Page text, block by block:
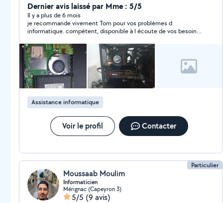
dépannage la maintenance , les conseils pour
l'utilisation d'un appareils . serviable et poli je serai me
montrer aptes à réaliser vos demandes.
Dernier avis laissé par Mme : 5/5
Il y a plus de 6 mois
je recommande vivement Tom pour vos problèmes d
informatique. compétent, disponible à l écoute de vos besoins.
matériels et logiciels que j avais. Réellement je vous
recommande Tom.
Assistance informatique
Voir le profil Contacter
Particulier
Moussaab Moulim
Informaticien
Mérignac (Capeyron 3)
5/5 (9 avis)